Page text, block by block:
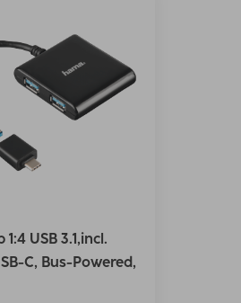
USB 3.1,incl.
C, Bus-Powered,